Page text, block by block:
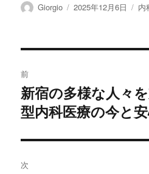
投
Giorgio
投
2025年12月6日
カ
内
稿
ナ
ビ
ゲ
前
前
の
稿:
新宿の多様な人々
型内科医療の今と
次